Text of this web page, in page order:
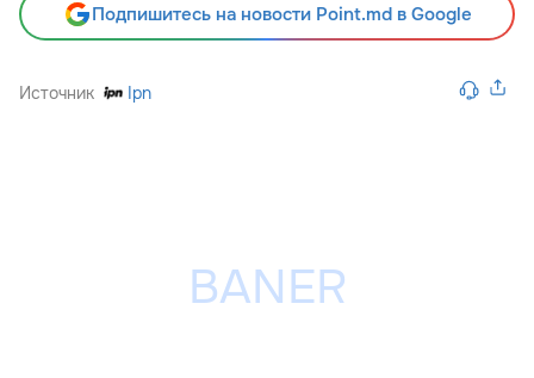
Подпишитесь на новости Point.md в Google
Источник Ipn